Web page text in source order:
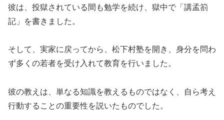
彼は、投獄されている間も勉学を続け、獄中で「講孟箚
記」を書きました。
そして、実家に戻ってから、松下村塾を開き、身分を問わ
ず多くの若者を受け入れて教育を行いました。
彼の教えは、単なる知識を教えるものではなく、自ら考え
行動することの重要性を説いたものでした。